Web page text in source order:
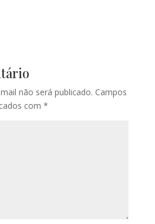
não será publicado. Campos
com *